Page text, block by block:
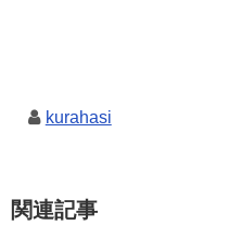
kurahasi
関連記事